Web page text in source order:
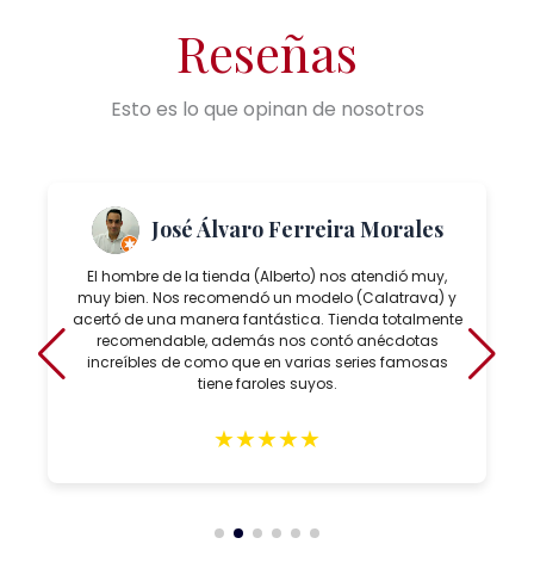
Reseñas
Esto es lo que opinan de nosotros
José Álvaro Ferreira Morales
El hombre de la tienda (Alberto) nos atendió muy,
muy bien. Nos recomendó un modelo (Calatrava) y
acertó de una manera fantástica. Tienda totalmente
recomendable, además nos contó anécdotas
increíbles de como que en varias series famosas
tiene faroles suyos.
★★★★★